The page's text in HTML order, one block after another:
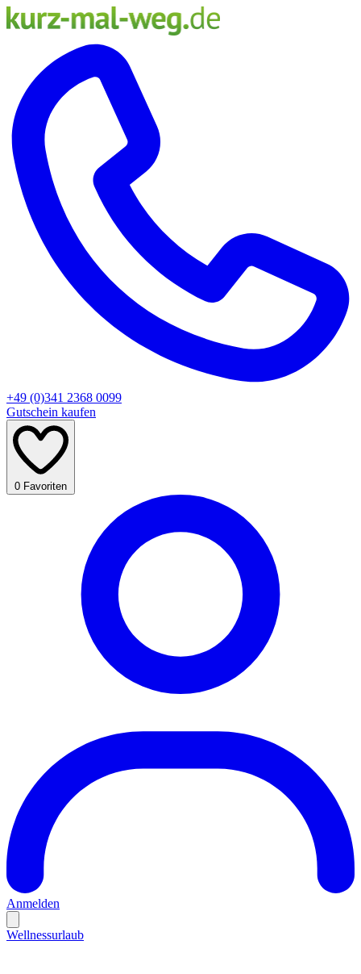
+49 (0)341 2368 0099
Gutschein kaufen
0 Favoriten
Anmelden
Wellnessurlaub